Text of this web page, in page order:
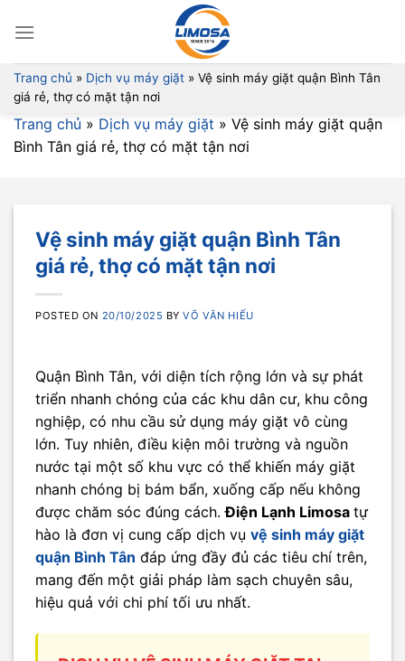
Trang chủ » Dịch vụ máy giặt » Vệ sinh máy giặt quận Bình Tân
giá rẻ, thợ có mặt tận nơi
Trang chủ » Dịch vụ máy giặt » Vệ sinh máy giặt quận
Bình Tân giá rẻ, thợ có mặt tận nơi
Vệ sinh máy giặt quận Bình Tân
giá rẻ, thợ có mặt tận nơi
POSTED ON 20/10/2025 BYVÕ VĂN HIẾU
Quận Bình Tân, với diện tích rộng lớn và sự phát
triển nhanh chóng của các khu dân cư, khu công
nghiệp, có nhu cầu sử dụng máy giặt vô cùng
lớn. Tuy nhiên, điều kiện môi trường và nguồn
nước tại một số khu vực có thể khiến máy giặt
nhanh chóng bị bám bẩn, xuống cấp nếu không
được chăm sóc đúng cách.Điện Lạnh Limosa tự
hào là đơn vị cung cấp dịch vụ vệ sinh máy giặt
quận Bình Tân đáp ứng đầy đủ các tiêu chí trên,
mang đến một giải pháp làm sạch chuyên sâu,
hiệu quả với chi phí tối ưu nhất.